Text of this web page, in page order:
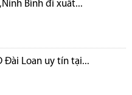
Bình đi xuất...
Đài Loan uy tín tại...